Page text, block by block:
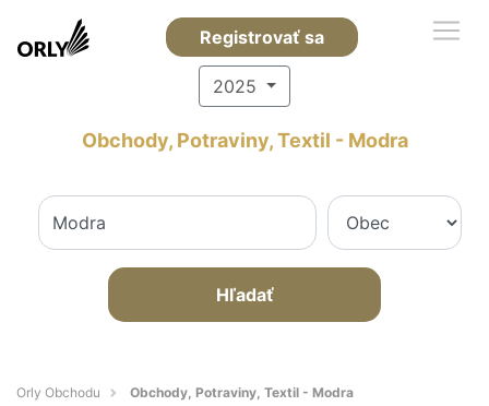
Registrovať sa
2025
Obchody, Potraviny, Textil - Modra
Hľadať
Orly Obchodu Obchody, Potraviny, Textil - Modra